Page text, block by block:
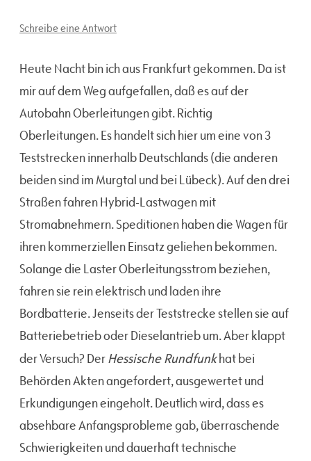
Schreibe eine Antwort
Heute Nacht bin ich aus Frankfurt gekommen. Da ist
mir auf dem Weg aufgefallen, daß es auf der
Autobahn Oberleitungen gibt. Richtig
Oberleitungen. Es handelt sich hier um eine von 3
Teststrecken innerhalb Deutschlands (die anderen
beiden sind im Murgtal und bei Lübeck). Auf den drei
Straßen fahren Hybrid-Lastwagen mit
Stromabnehmern. Speditionen haben die Wagen für
ihren kommerziellen Einsatz geliehen bekommen.
Solange die Laster Oberleitungsstrom beziehen,
fahren sie rein elektrisch und laden ihre
Bordbatterie. Jenseits der Teststrecke stellen sie auf
Batteriebetrieb oder Dieselantrieb um. Aber klappt
der Versuch? DerHessische Rundfunkhat bei
Behörden Akten angefordert, ausgewertet und
Erkundigungen eingeholt. Deutlich wird, dass es
absehbare Anfangsprobleme gab, überraschende
Schwierigkeiten und dauerhaft technische